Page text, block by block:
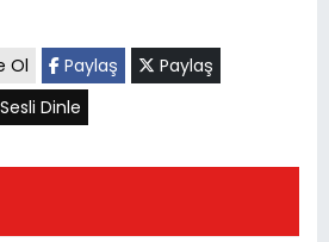
Ol Paylaş
Paylaş
Sesli Dinle